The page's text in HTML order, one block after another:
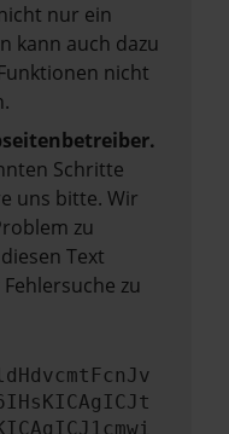
nur ein
kann auch dazu
nicht
Schritte
uns bitte. Wir
zu
Text
zu